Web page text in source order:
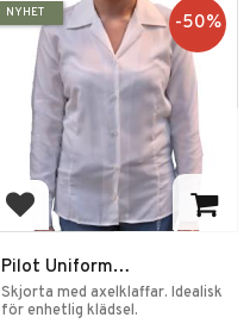
Add to favorites
Pilot Uniform
Långärmsskjorta Vit Dam
- Storlek 46
Skjorta med axelklaffar. Idealisk
för enhetlig klädsel.
50%
NYHET